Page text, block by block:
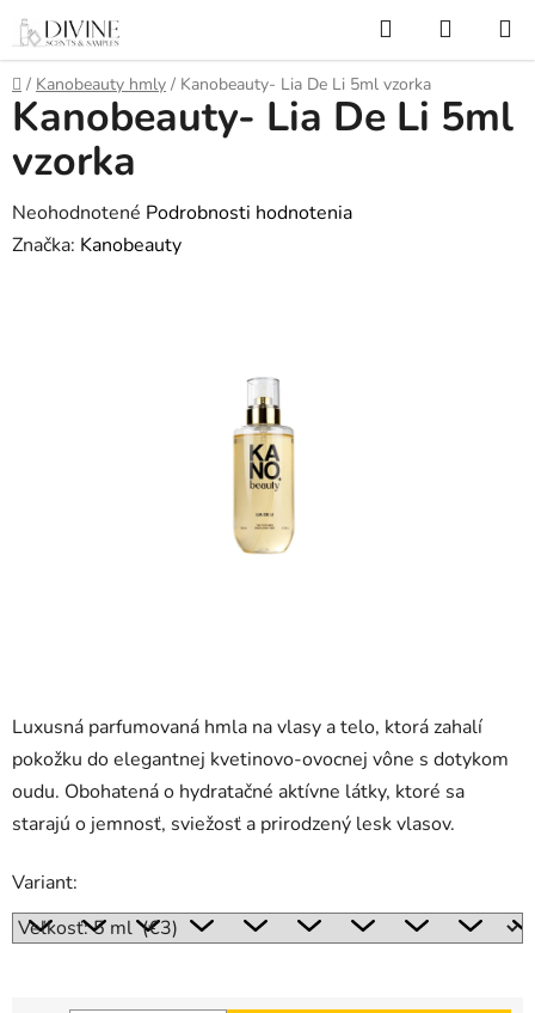
Prejsť
obsah
Hľadať
KOŠÍK
Domov
/ Kanobeauty hmly / Kanobeauty- Lia De Li 5ml vzorka
Luxusná parfumovaná hmla na vlasy a telo, ktorá zahalí
pokožku do elegantnej kvetinovo-ovocnej vône s dotykom
oudu. Obohatená o hydratačné aktívne látky, ktoré sa
starajú o jemnosť, sviežosť a prirodzený lesk vlasov.
Variant:
Kanobeauty- Lia De Li 5ml
vzorka
Priemerné
hodnotenie
Neohodnotené Podrobnosti hodnotenia
Značka: Kanobeauty